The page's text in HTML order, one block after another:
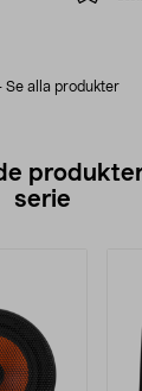
Se alla produkter
serie